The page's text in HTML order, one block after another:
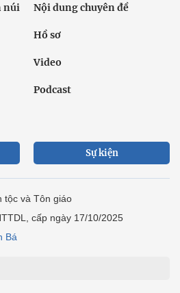
núi Nội dung chuyên đề
Hồ sơ
Video
Podcast
Sự kiện
tộc và Tôn giáo
cấp ngày 17/10/2025
Bá